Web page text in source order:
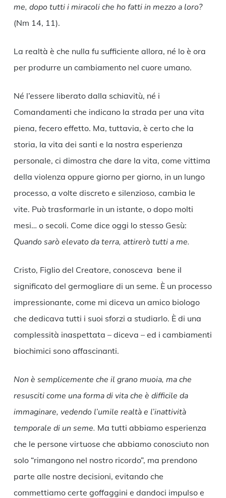
me, dopo tutti i miracoli che ho fatti in mezzo a loro?
(Nm 14, 11).
La realtà è che nulla fu sufficiente allora, né lo è ora
per produrre un cambiamento nel cuore umano.
Né l’essere liberato dalla schiavitù, né i
Comandamenti che indicano la strada per una vita
piena, fecero effetto. Ma, tuttavia, è certo che la
storia, la vita dei santi e la nostra esperienza
personale, ci dimostra che dare la vita, come vittima
della violenza oppure giorno per giorno, in un lungo
processo, a volte discreto e silenzioso, cambia le
vite. Può trasformarle in un istante, o dopo molti
mesi… o secoli. Come dice oggi lo stesso Gesù:
Quando sarò elevato da terra, attirerò tutti a me.
Cristo, Figlio del Creatore, conosceva bene il
significato del germogliare di un seme. È un processo
impressionante, come mi diceva un amico biologo
che dedicava tutti i suoi sforzi a studiarlo. È di una
complessità inaspettata – diceva – ed i cambiamenti
biochimici sono affascinanti.
Non è semplicemente che il grano muoia, ma che
resusciti come una forma di vita che è difficile da
immaginare, vedendo l’umile realtà e l’inattività
temporale di un seme. Ma tutti abbiamo esperienza
che le persone virtuose che abbiamo conosciuto non
solo “rimangono nel nostro ricordo”, ma prendono
parte alle nostre decisioni, evitando che
commettiamo certe goffaggini e dandoci impulso e